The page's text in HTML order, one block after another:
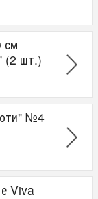
см
(2 шт.)
№4
Viva